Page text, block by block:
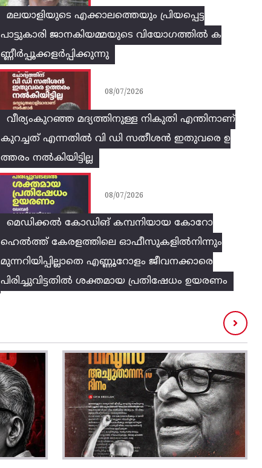
മലയാളിയുടെ എക്കാലത്തെയും പ്രിയപ്പെട്ട
പാട്ടുകാരി ജാനകിയമ്മയുടെ വിയോഗത്തിൽ ക
ണ്ണീർപ്പൂക്കളർപ്പിക്കുന്നു
വീര്യംകുറഞ്ഞ മദ്യത്തിനുള്ള നികുതി എന്തിനാണ്
കുറച്ചത് എന്നതിൽ വി ഡി സതീശൻ ഇതുവരെ ഉ
ത്തരം നൽകിയിട്ടില്ല
08/07/2026
മെഡിക്കൽ കോഡിങ് കമ്പനിയായ കോറോ
ഹെൽത്ത് കേരളത്തിലെ ഓഫീസുകളിൽനിന്നും
മുന്നറിയിപ്പില്ലാതെ എണ്ണൂറോളം ജീവനക്കാരെ
പിരിച്ചുവിട്ടതിൽ‌ ശക്തമായ പ്രതിഷേധം ഉയരണം
08/07/2026